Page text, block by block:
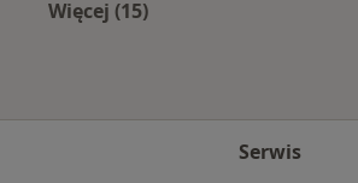
Więcej (15)
Serwis